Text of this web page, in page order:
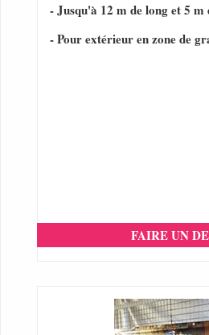
- Jusqu'à 12 m de long et 5 m
- Pour extérieur en zone de
FAIRE UN